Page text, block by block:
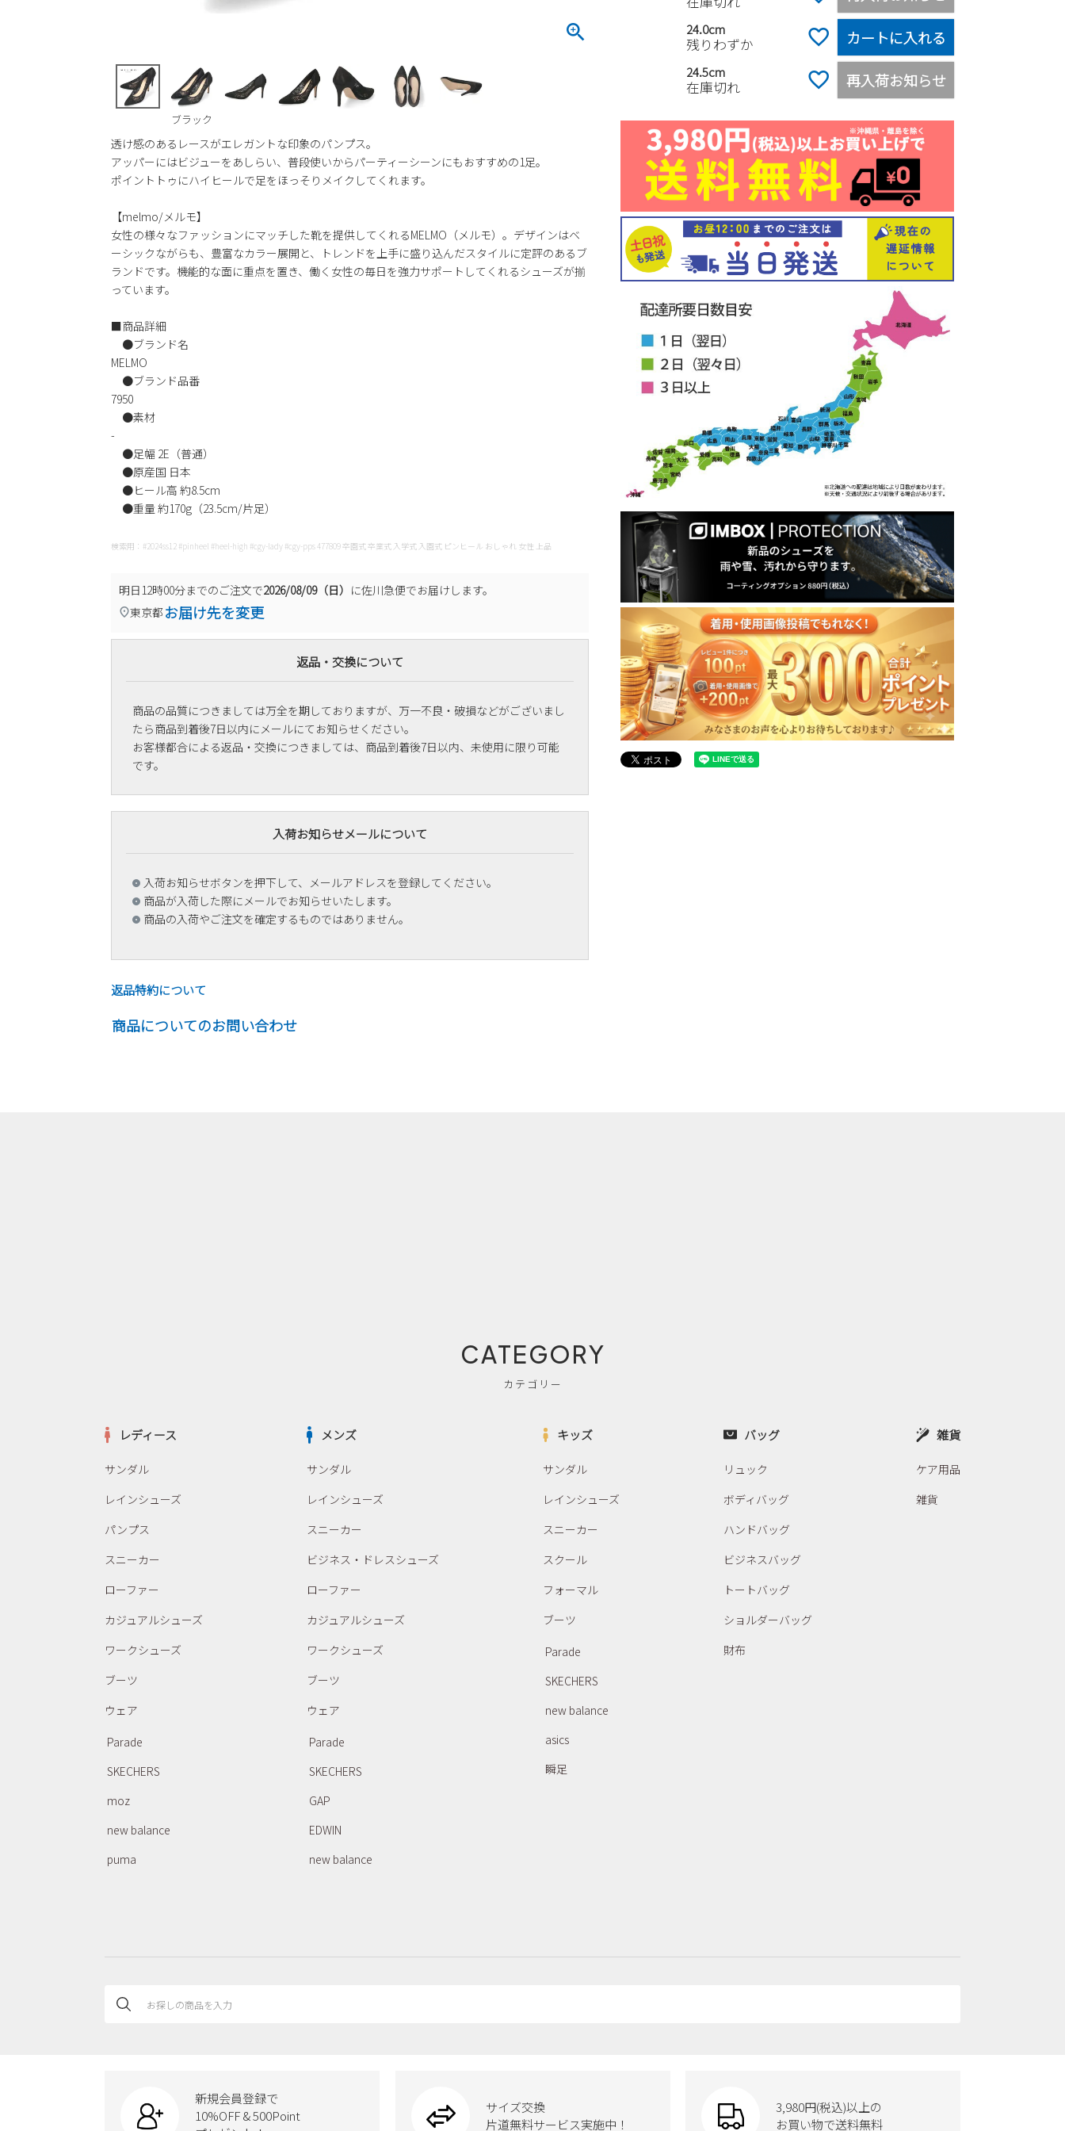
ブラック
透け感のあるレースがエレガントな印象のパンプス。
アッパーにはビジューをあしらい、普段使いからパーティーシーンにもおすすめの1足。
ポイントトゥにハイヒールで足をほっそりメイクしてくれます。
【melmo/メルモ】
女性の様々なファッションにマッチした靴を提供してくれるMELMO（メルモ）。デザインはベ
ーシックながらも、豊富なカラー展開と、トレンドを上手に盛り込んだスタイルに定評のあるブ
ランドです。機能的な面に重点を置き、働く女性の毎日を強力サポートしてくれるシューズが揃
っています。
■商品詳細
●ブランド名
MELMO
●ブランド品番
7950
●素材
-
●足幅 2E（普通）
●原産国 日本
●ヒール高 約8.5cm
●重量 約170g（23.5cm/片足）
検索用：#2024ss12 #pinheel #heel-high #cgy-lady #cgy-pps 477809 卒園式 卒業式 入学式 入園式 ピンヒール おしゃれ 女性 上品
明日12時00分までのご注文で2026/08/09（日） に佐川急便でお届けします。
東京都 お届け先を変更
返品・交換について
商品の品質につきましては万全を期しておりますが、万一不良・破損などがございまし
たら商品到着後7日以内にメールにてお知らせください。
お客様都合による返品・交換につきましては、商品到着後7日以内、未使用に限り可能
です。
入荷お知らせメールについて
入荷お知らせボタンを押下して、メールアドレスを登録してください。
商品が入荷した際にメールでお知らせいたします。
商品の入荷やご注文を確定するものではありません。
返品特約について
商品についてのお問い合わせ
24.0cm
残りわずか カートに入れる
24.5cm
在庫切れ 再入荷お知らせ
CATEGORY
カテゴリー
レディース
サンダル
レインシューズ
パンプス
スニーカー
ローファー
カジュアルシューズ
ワークシューズ
ブーツ
ウェア
Parade
SKECHERS
moz
new balance
puma
メンズ
サンダル
レインシューズ
スニーカー
ビジネス・ドレスシューズ
ローファー
カジュアルシューズ
ワークシューズ
ブーツ
ウェア
Parade
SKECHERS
GAP
EDWIN
new balance
キッズ
サンダル
レインシューズ
スニーカー
スクール
フォーマル
ブーツ
Parade
SKECHERS
new balance
asics
瞬足
バッグ
リュック
ボディバッグ
ハンドバッグ
ビジネスバッグ
トートバッグ
ショルダーバッグ
財布
雑貨
ケア用品
雑貨
新規会員登録で
10%OFF & 500Point
サイズ交換
片道無料サービス実施中！
3,980円(税込)以上の
お買い物で送料無料